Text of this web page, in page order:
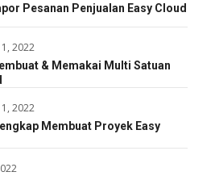
Pesanan Penjualan Easy Cloud
2022
& Memakai Multi Satuan
2022
Membuat Proyek Easy